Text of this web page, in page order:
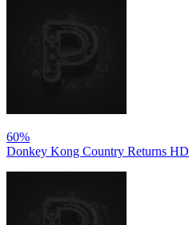
60%
Donkey Kong Country Returns HD